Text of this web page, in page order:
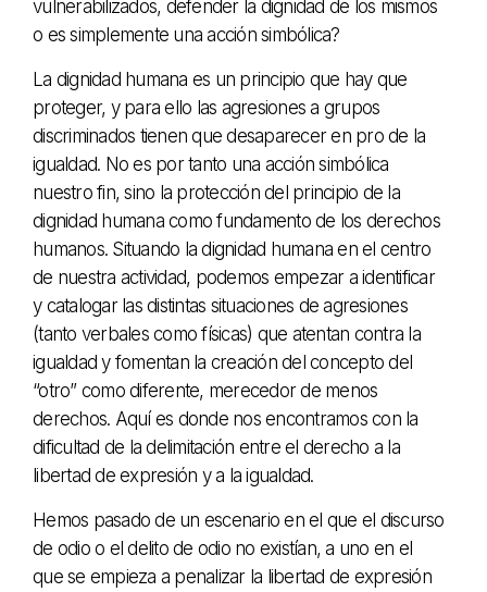
vulnerabilizados, defender la dignidad de los mismos
o es simplemente una acción simbólica?
La dignidad humana es un principio que hay que
proteger, y para ello las agresiones a grupos
discriminados tienen que desaparecer en pro de la
igualdad. No es por tanto una acción simbólica
nuestro fin, sino la protección del principio de la
dignidad humana como fundamento de los derechos
humanos. Situando la dignidad humana en el centro
de nuestra actividad, podemos empezar a identificar
y catalogar las distintas situaciones de agresiones
(tanto verbales como físicas) que atentan contra la
igualdad y fomentan la creación del concepto del
“otro” como diferente, merecedor de menos
derechos. Aquí es donde nos encontramos con la
dificultad de la delimitación entre el derecho a la
libertad de expresión y a la igualdad.
Hemos pasado de un escenario en el que el discurso
de odio o el delito de odio no existían, a uno en el
que se empieza a penalizar la libertad de expresión